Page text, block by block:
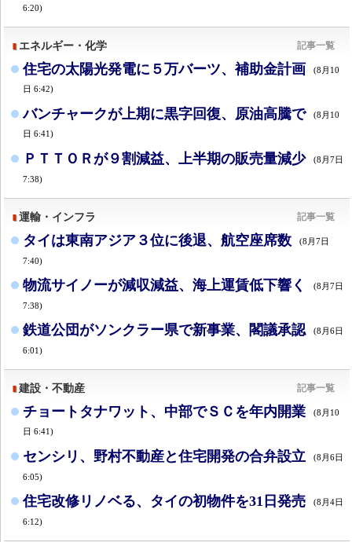
6:20)
エネルギー・化学 記事一覧
住宅の太陽光発電に５万バーツ、補助金計画
(8月10
日 6:42)
バンチャークが上期に黒字回復、原油高騰で
(8月10
日 6:41)
ＰＴＴＯＲが９割減益、上半期の販売量減少 (8月7日
7:38)
運輸・インフラ 記事一覧
タイは東南アジア３位に後退、航空座席数 (8月7日
7:40)
物流サイノーが減収減益、海上運賃低下響く (8月7日
7:38)
鉄道公団がソンクラー県で新事業、閣議承認 (8月6日
6:01)
建設・不動産 記事一覧
チョートタナワット、中部でＳＣを年内開業
(8月10
日 6:41)
センシリ、野村不動産と住宅開発の合弁設立 (8月6日
6:05)
住宅改修リノベる、タイの初物件を31日発売 (8月4日
6:12)